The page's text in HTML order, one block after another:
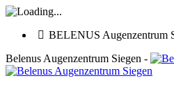
BELENUS Augenzentrum
Belenus Augenzentrum Siegen -